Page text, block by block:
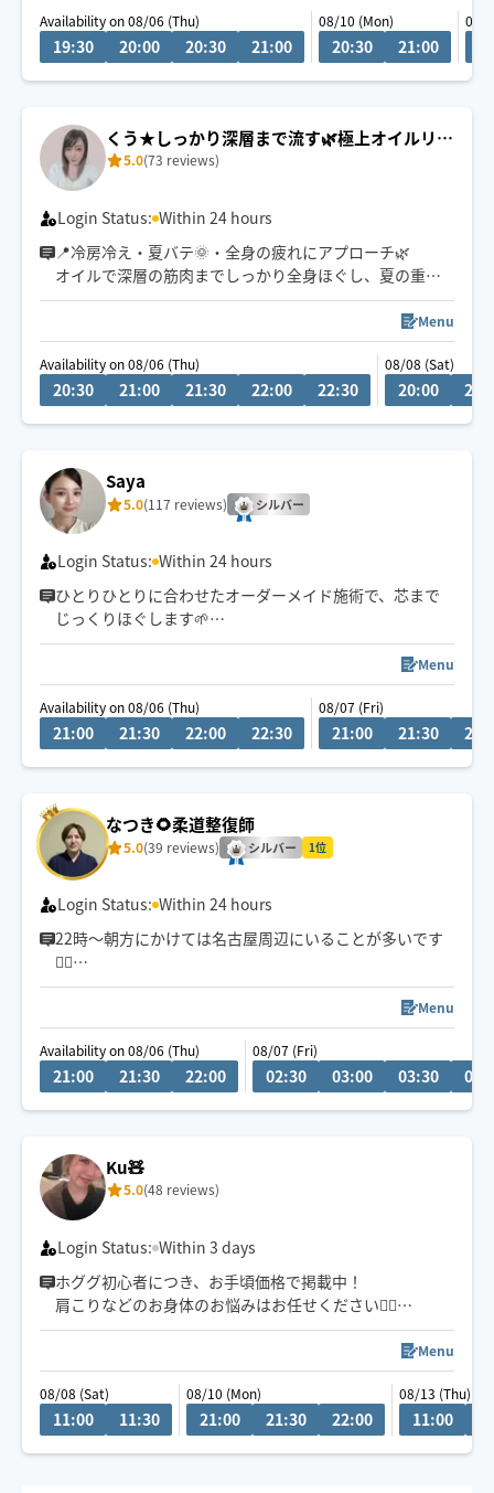
車移動が主となっていますので、ご予約時に駐車場の情
報をいただけると大変助かります。
Availability on 08/06 (Thu)
19:30 20:00 20:30 21:00
08/10 (Mon)
20:30 21:00
08/
くう★しっかり深層まで流す🌿極上オイルリン
パ5.0(73 reviews)
Login Status: Within 24 hours
📍冷房冷え・夏バテ🌞・全身の疲れにアプローチ🌿
オイルで深層の筋肉までしっかり全身ほぐし、夏の重だ
るいお身体を芯からリセットいたします。極上のヘッド
ケアも得意です！お好みの圧で丁寧に施術いたします。
全身からヘッドまでしっかり流させていただきます✨
🕒ご希望のお時間がございましたら、お気軽にチャット
🐶🐱わんちゃん猫ちゃん🉑
Menu
Availability on 08/06 (Thu)
20:30 21:00 21:30 22:00 22:30
08/08 (Sat)
20:00
Saya
5.0(117 reviews) シルバー
Login Status: Within 24 hours
ひとりひとりに合わせたオーダーメイド施術で、芯まで
じっくりほぐします🌱
Menu
Availability on 08/06 (Thu)
21:00 21:30 22:00 22:30
08/07 (Fri)
21:00 21:30
なつき🌻柔道整復師
5.0(39 reviews) シルバー 1位
Login Status: Within 24 hours
22時〜朝方にかけては名古屋周辺にいることが多いです
💆‍♂️
💬シフト外の日時やメニューのご相談はチャットにてお
問い合わせください。
調整可能な際は出来る限り対応させていただきます
※他店舗での勤務もあり、施術中は返信や承諾が遅くな
りますのでご了承ください🙇
Menu
Availability on 08/06 (Thu)
21:00 21:30 22:00
08/07 (Fri)
02:30 03:00 03:30
Ku🧸
5.0(48 reviews)
Login Status: Within 3 days
ホググ初心者につき、お手頃価格で掲載中！
肩こりなどのお身体のお悩みはお任せください💁‍♀️
愛知県での施術の方は90分〜のご予約でお願いしており
Menu
08/08 (Sat)
11:00 11:30
08/10 (Mon)
21:00 21:30 22:00
08/13 (Thu)
11:00